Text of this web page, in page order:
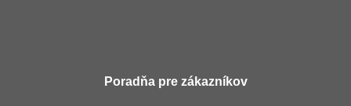
Poradňa pre zákazníkov